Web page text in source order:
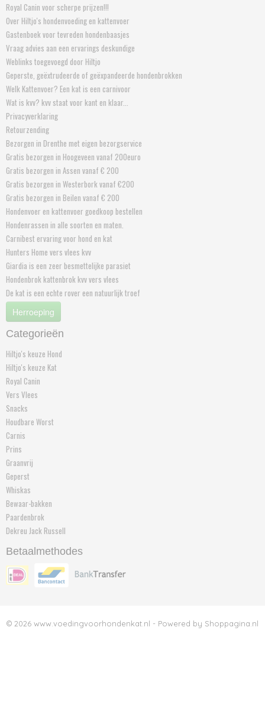
Royal Canin voor scherpe prijzen!!!
Over Hiltjo's hondenvoeding en kattenvoer
Gastenboek voor tevreden hondenbaasjes
Vraag advies aan een ervarings deskundige
Weblinks toegevoegd door Hiltjo
Geperste, geëxtrudeerde of geëxpandeerde hondenbrokken
Welk Kattenvoer? Een kat is een carnivoor
Wat is kvv? kvv staat voor kant en klaar...
Privacyverklaring
Retourzending
Bezorgen in Drenthe met eigen bezorgservice
Gratis bezorgen in Hoogeveen vanaf 200euro
Gratis bezorgen in Assen vanaf € 200
Gratis bezorgen in Westerbork vanaf €200
Gratis bezorgen in Beilen vanaf € 200
Hondenvoer en kattenvoer goedkoop bestellen
Hondenrassen in alle soorten en maten.
Carnibest ervaring voor hond en kat
Hunters Home vers vlees kvv
Giardia is een zeer besmettelijke parasiet
Hondenbrok kattenbrok kvv vers vlees
De kat is een echte rover een natuurlijk troef
Herroeping
Categorieën
Hiltjo's keuze Hond
Hiltjo's keuze Kat
Royal Canin
Vers Vlees
Snacks
Houdbare Worst
Carnis
Prins
Graanvrij
Geperst
Whiskas
Bewaar-bakken
Paardenbrok
Dekreu Jack Russell
Betaalmethodes
© 2026 www.voedingvoorhondenkat.nl - Powered by Shoppagina.nl